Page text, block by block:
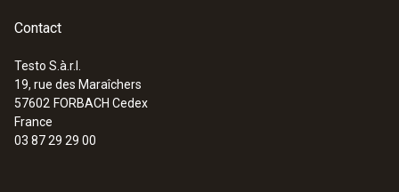
:0563 4800
Contact
Testo S.à.r.l.
19, rue des Maraîchers
57602 FORBACH Cedex
France
03 87 29 29 00